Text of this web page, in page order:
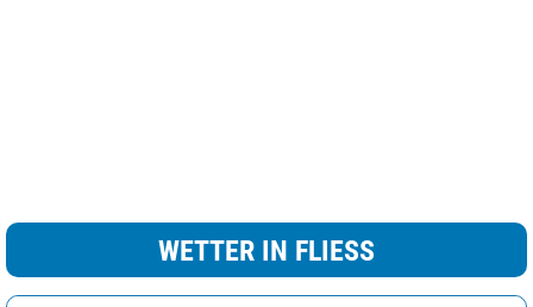
WETTER IN FLIESS